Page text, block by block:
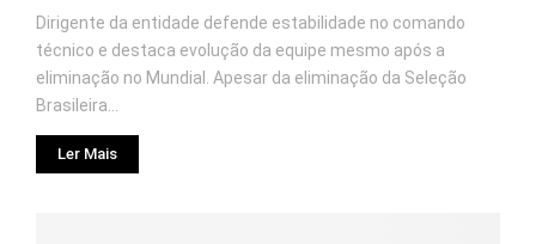
Dirigente da entidade defende estabilidade no comando
técnico e destaca evolução da equipe mesmo após a
eliminação no Mundial. Apesar da eliminação da Seleção
Brasileira...
Ler Mais